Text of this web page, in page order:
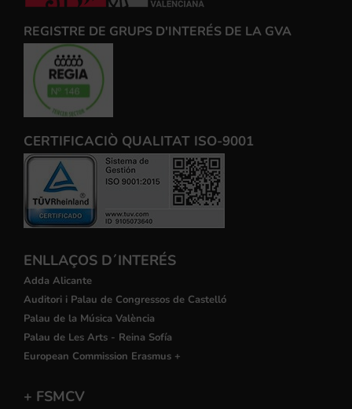
REGISTRE DE GRUPS D'INTERÉS DE LA GVA
CERTIFICACIÒ QUALITAT ISO-9001
ENLLAÇOS D´INTERÉS
Adda Alicante
Auditori i Palau de Congressos de Castelló
Palau de la Música València
Palau de Les Arts - Reina Sofía
European Commission Erasmus +
+ FSMCV